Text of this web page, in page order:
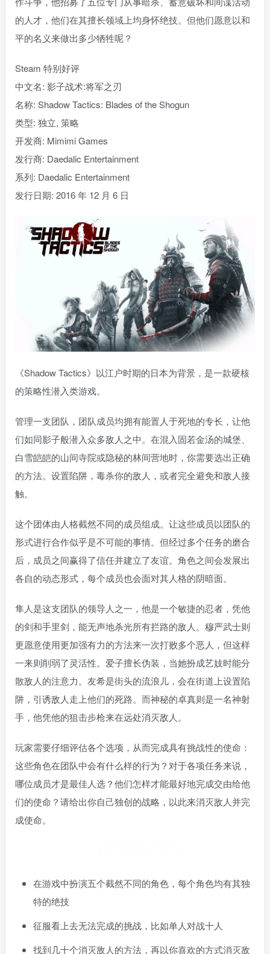
的人才，他们在其擅长领域上均身怀绝技。但他们愿意以和
平的名义来做出多少牺牲呢？
Steam 特别好评
中文名: 影子战术:将军之刃
名称: Shadow Tactics: Blades of the Shogun
类型: 独立, 策略
开发商: Mimimi Games
发行商: Daedalic Entertainment
系列: Daedalic Entertainment
发行日期: 2016 年 12 月 6 日
《Shadow Tactics》以江户时期的日本为背景，是一款硬核
的策略性潜入类游戏。
管理一支团队，团队成员均拥有能置人于死地的专长，让他
们如同影子般潜入众多敌人之中。在混入固若金汤的城堡、
白雪皑皑的山间寺院或隐秘的林间营地时，你需要选出正确
的方法。设置陷阱，毒杀你的敌人，或者完全避免和敌人接
触。
这个团体由人格截然不同的成员组成。让这些成员以团队的
形式进行合作似乎是不可能的事情。但经过多个任务的磨合
后，成员之间赢得了信任并建立了友谊。角色之间会发展出
各自的动态形式，每个成员也会面对其人格的阴暗面。
隼人是这支团队的领导人之一，他是一个敏捷的忍者，凭他
的剑和手里剑，能无声地杀光所有拦路的敌人。穆严武士则
更愿意使用更加强有力的方法来一次打败多个恶人，但这样
一来则削弱了灵活性。爱子擅长伪装，当她扮成艺妓时能分
散敌人的注意力。友希是街头的流浪儿，会在街道上设置陷
阱，引诱敌人走上他们的死路。而神秘的卓真则是一名神射
手，他凭他的狙击步枪来在远处消灭敌人。
玩家需要仔细评估各个选项，从而完成具有挑战性的使命：
这些角色在团队中会有什么样的行为？对于各项任务来说，
哪位成员才是最佳人选？他们怎样才能最好地完成交由给他
们的使命？请给出你自己独创的战略，以此来消灭敌人并完
成使命。
在游戏中扮演五个截然不同的角色，每个角色均有其独
特的绝技
征服看上去无法完成的挑战，比如单人对战十人
找到几十个消灭敌人的方法，再以你喜欢的方式消灭敌